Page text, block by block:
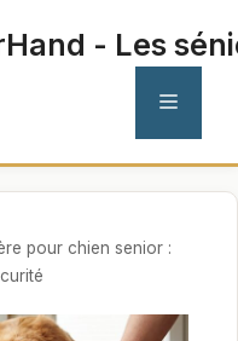
- Les
MENU
pour chien senior :